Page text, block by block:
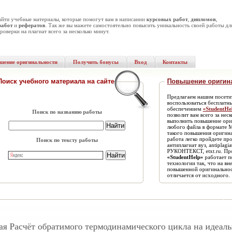
учебные материалы, которые помогут вам в написании курсовых работ, дипломов
и рефератов . Так же вы мажете самостоятельно повысить уникальность своей работы
на плагиат всего за несколько минут.
оригинальности Получить бонусы Вход Контакты
учебного материала на сайте
Поиск по названию работы
Поиск по тексту работы
Повышение
Предлагаем нашим
воспользоваться
обеспечением
позволит вам всего за
выполнить повышение
любого файла в формате
такого повышения
работа легко пройдете
антиплагиат вуз,
РУКОНТЕКСТ, etxt.ru.
«StudentHelp» работает
технологии так, что на
повышенной
отличается от исходного.
Расчёт обратимого термодинамического цикла на